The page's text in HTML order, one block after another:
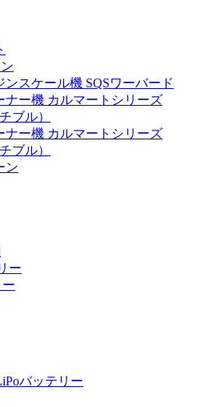
ンスケール機 SQSワーバード
ナー機 カルマートシリーズ
ブル）
ナー機 カルマートシリーズ
ブル）
ン
ー
バッテリー